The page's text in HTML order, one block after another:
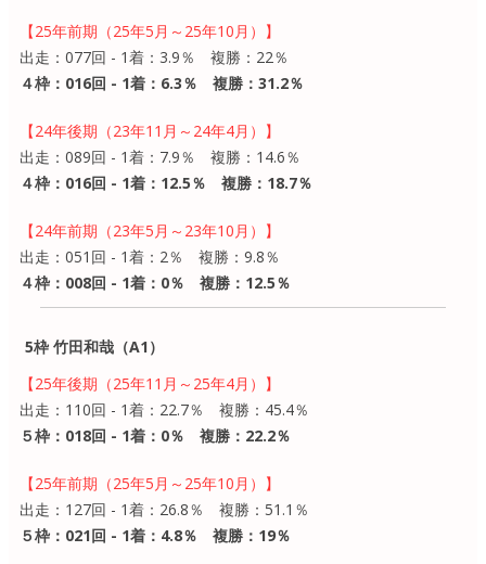
【25年前期（25年5月～25年10月）】
出走：077回 - 1着：3.9％ 複勝：22％
４枠：016回 - 1着：6.3％ 複勝：31.2％
【24年後期（23年11月～24年4月）】
出走：089回 - 1着：7.9％ 複勝：14.6％
４枠：016回 - 1着：12.5％ 複勝：18.7％
【24年前期（23年5月～23年10月）】
出走：051回 - 1着：2％ 複勝：9.8％
４枠：008回 - 1着：0％ 複勝：12.5％
5枠 竹田和哉（A1）
【25年後期（25年11月～25年4月）】
出走：110回 - 1着：22.7％ 複勝：45.4％
５枠：018回 - 1着：0％ 複勝：22.2％
【25年前期（25年5月～25年10月）】
出走：127回 - 1着：26.8％ 複勝：51.1％
５枠：021回 - 1着：4.8％ 複勝：19％